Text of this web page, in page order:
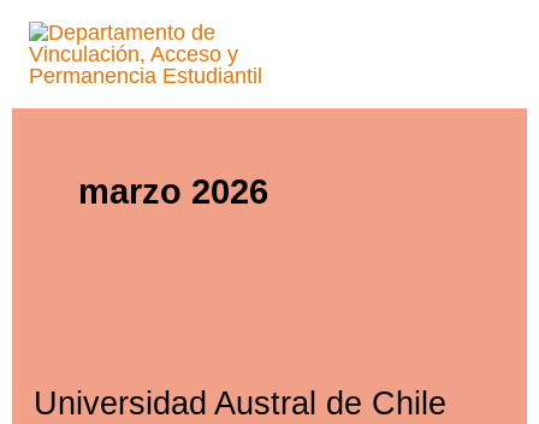
contenido
marzo 2026
Universidad Austral de Chile